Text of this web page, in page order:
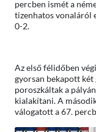
percben ismét a
tizenhatos vonaláról
0-2.
Az első félidőben
gyorsan bekapott két
poroszkáltak a
kialakítani. A
válogatott a 67.